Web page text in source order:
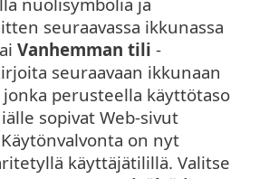
seuraavassa ikkunassa
Vanhemman tili -
seuraavaan ikkunaan
perusteella käyttötaso
sopivat Web-sivut
on nyt
käyttäjätilillä. Valitse